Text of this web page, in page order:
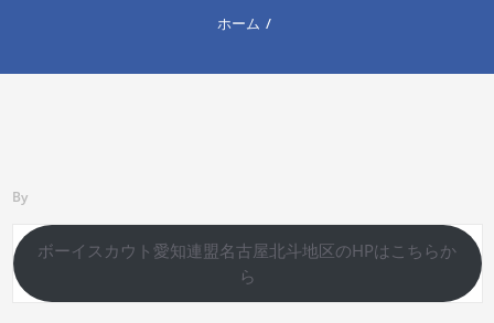
ホーム
By
ボーイスカウト愛知連盟名古屋北斗地区のHPはこちらか
ら